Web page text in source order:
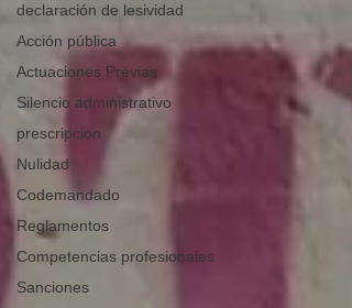
declaración de lesividad
Acción pública
Actuaciones Previas
Silencio administrativo
prescripcion
Nulidad
Codemandado
Reglamentos
Competencias profesionales
Sanciones